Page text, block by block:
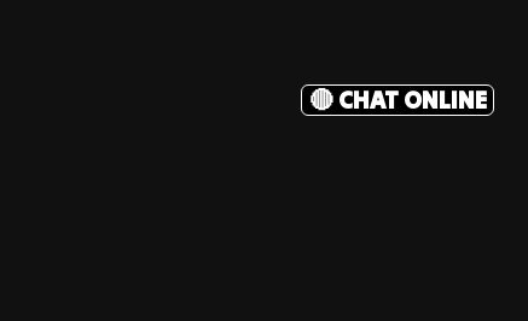
🔴 CHAT ONLINE